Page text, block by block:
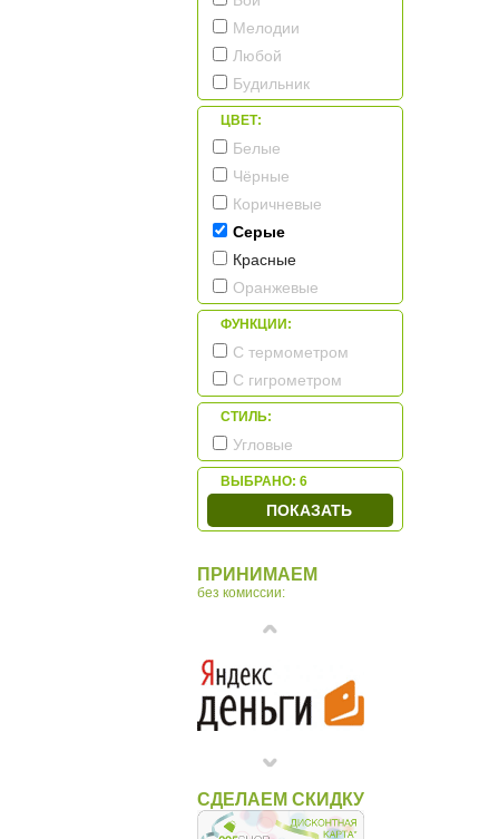
Tomas Stern
Tonin Casa
Zero Branko
Мелодии
Любой
Будильник
ЦВЕТ:
Белые
Чёрные
Коричневые
Серые
Красные
Оранжевые
ФУНКЦИИ:
С термометром
С гигрометром
СТИЛЬ:
Угловые
ВЫБРАНО: 6
ПОКАЗАТЬ
ПРИНИМАЕМ
без комиссии:
СДЕЛАЕМ СКИДКУ